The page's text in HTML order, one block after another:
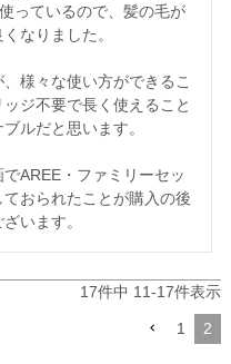
っているので、髪の毛が
なりました。
様々な使い方ができるこ
ジ不要で長く使えること
ルだと思います。
AREE・ファミリーセッ
おられたことが購入の後
います。
17件中 11-17件表示
1 2